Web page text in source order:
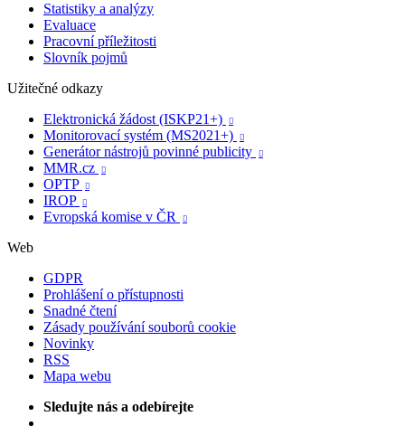
Statistiky a analýzy
Evaluace
Pracovní příležitosti
Slovník pojmů
Užitečné odkazy
Elektronická žádost (ISKP21+)

Monitorovací systém (MS2021+) 
Generátor nástrojů povinné publicity 
MMR.cz 
OPTP 
IROP 
Evropská komise v ČR 
Web
GDPR
Prohlášení o přístupnosti
Snadné čtení
Zásady používání souborů cookie
Novinky
RSS
Mapa webu
Sledujte nás a odebírejte